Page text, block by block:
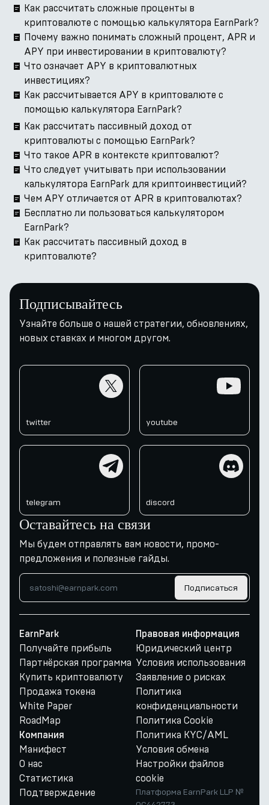
Как рассчитать сложные проценты в
криптовалюте с помощью калькулятора EarnPark?
Почему важно понимать сложный процент, APR и
APY при инвестировании в криптовалюту?
Что означает APY в криптовалютных
инвестициях?
Как рассчитывается APY в криптовалюте с
помощью калькулятора EarnPark?
Как рассчитать пассивный доход от
криптовалюты с помощью EarnPark?
Что такое APR в контексте криптовалют?
Что следует учитывать при использовании
калькулятора EarnPark для криптоинвестиций?
Чем APY отличается от APR в криптовалютах?
Бесплатно ли пользоваться калькулятором
EarnPark?
Как рассчитать пассивный доход в
криптовалюте?
Подписывайтесь
Узнайте больше о нашей стратегии, обновлениях,
новых ставках и многом другом.
twitter youtube
telegram discord
Оставайтесь на связи
Мы будем отправлять вам новости, промо-
предложения и полезные гайды.
Подписаться
EarnPark
Получайте прибыль
Партнёрская программа
Купить криптовалюту
Продажа токена
White Paper
RoadMap
Компания
Манифест
О нас
Статистика
Подтверждение
Правовая информация
Юридический центр
Условия использования
Заявление о рисках
Политика
конфиденциальности
Политика Cookie
Политика KYC/AML
Условия обмена
Настройки файлов
cookie
Платформа EarnPark LLP №